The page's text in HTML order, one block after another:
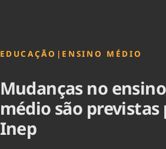
EDUCAÇÃO | ENSINO MÉDIO
Mudanças no ensino
médio são previstas
Inep